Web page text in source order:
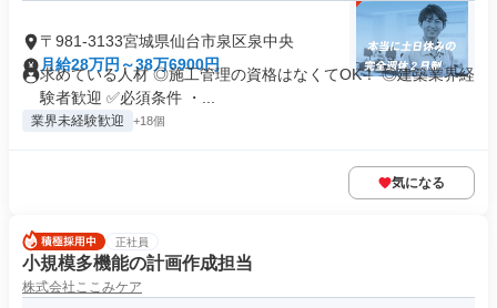
〒981-3133宮城県仙台市泉区泉中央
月給28万円～38万6900円
求めている人材 ◎施工管理の資格はなくてOK！ ◎建築業界経
験者歓迎 ✅必須条件 ・...
業界未経験歓迎 +18個
気になる
正社員
小規模多機能の計画作成担当
株式会社ここみケア